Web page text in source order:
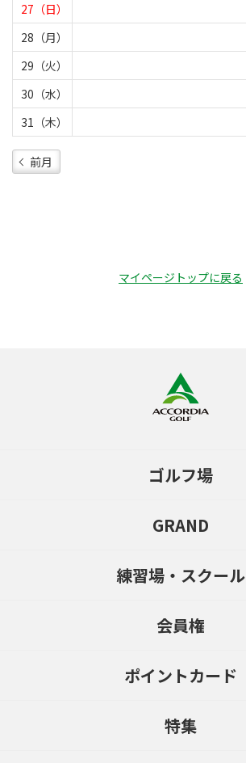
27（日）
28（月）
29（火）
30（水）
31（木）
前月
マイページトップに戻る
ゴルフ場
GRAND
練習場・スクール
会員権
ポイントカード
特集